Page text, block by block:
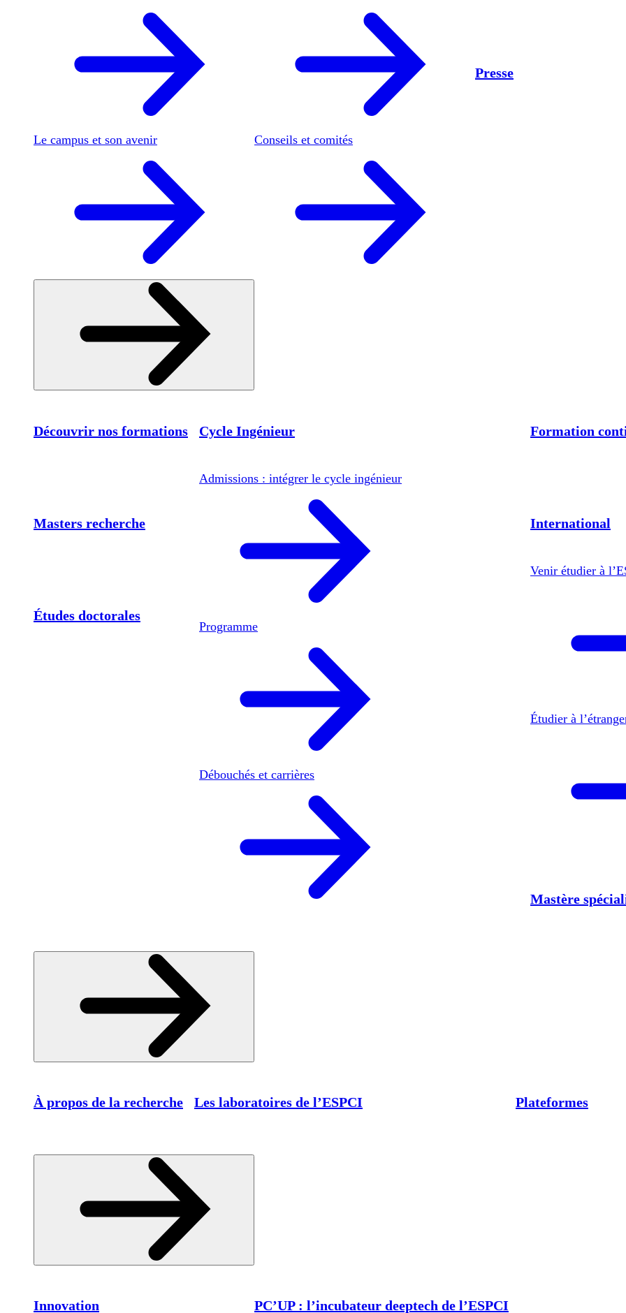
Le campus et son avenir Conseils et comités
Presse
Découvrir nos formations Cycle Ingénieur
Admissions : intégrer le cycle ingénieur
Programme
Débouchés et carrières
Formation
International
Venir étudier à
Étudier à
Masters recherche
Études doctorales
Mastère
À propos de la recherche Les laboratoires de l’ESPCI Plateformes
Innovation PC’UP : l’incubateur deeptech de l’ESPCI